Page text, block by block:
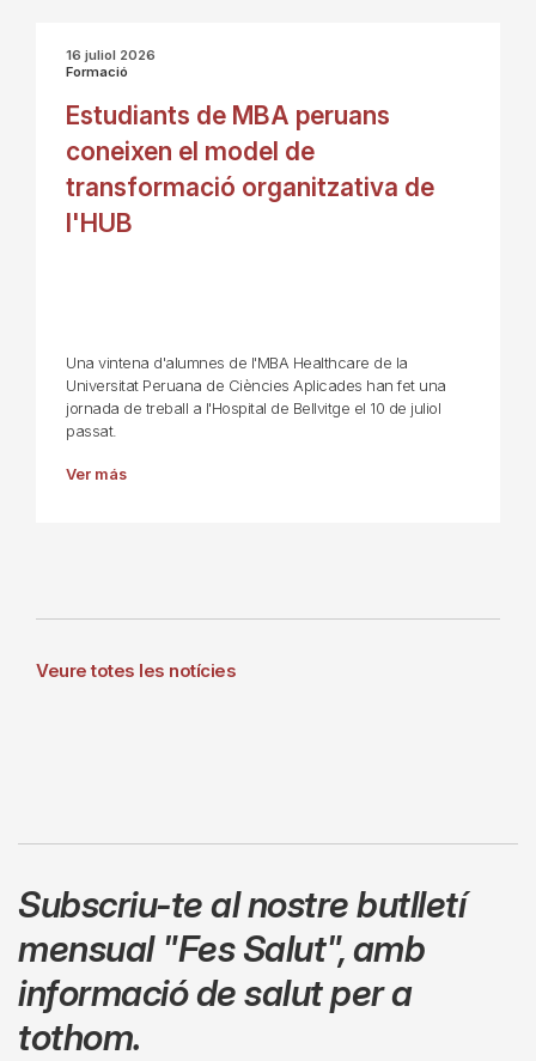
16 juliol 2026
Formació
Estudiants de MBA peruans
coneixen el model de
transformació organitzativa de
l'HUB
Una vintena d'alumnes de l'MBA Healthcare de la
Universitat Peruana de Ciències Aplicades han fet una
jornada de treball a l'Hospital de Bellvitge el 10 de juliol
passat.
Ver más
Veure totes les notícies
Subscriu-te al nostre butlletí
mensual "Fes Salut",amb
informació de salut per a
tothom.